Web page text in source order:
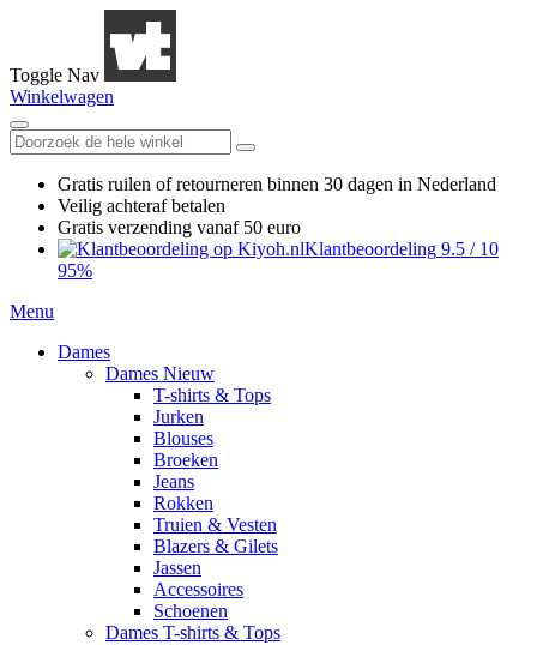
Toggle Nav
Winkelwagen
Gratis ruilen of retourneren binnen 30 dagen in Nederland
Veilig achteraf betalen
Gratis verzending vanaf 50 euro
Klantbeoordeling 9.5 / 10
95%
Menu
Dames
Dames Nieuw
T-shirts & Tops
Jurken
Blouses
Broeken
Jeans
Rokken
Truien & Vesten
Blazers & Gilets
Jassen
Accessoires
Schoenen
Dames T-shirts & Tops